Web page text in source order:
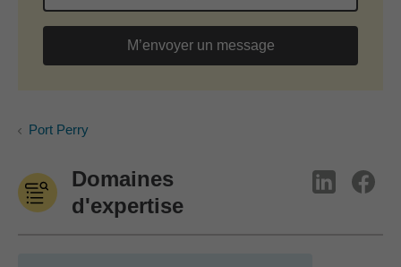
M’envoyer un message
Port Perry
Domaines
d'expertise